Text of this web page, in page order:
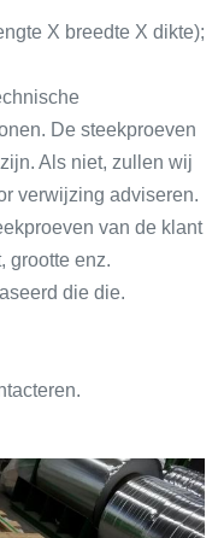
X breedte X dikte);
De steekproeven
Als niet, zullen wij
verwijzing adviseren.
van de klant
grootte enz.
die die.